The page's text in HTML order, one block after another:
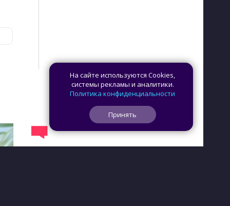
На сайте используются Cookies,
системы рекламы и аналитики.
Политика конфиденциальности
Принять